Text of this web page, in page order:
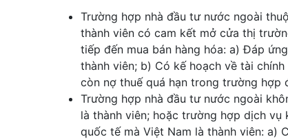
Trường hợp nhà đầu tư nước ngoài
thành viên có cam kết mở cửa thị
tiếp đến mua bán hàng hóa: a) Đáp
thành viên; b) Có kế hoạch về tài
còn nợ thuế quá hạn trong trường hợp
Trường hợp nhà đầu tư nước ngoài
là thành viên; hoặc trường hợp dịch
quốc tế mà Việt Nam là thành viên: a)